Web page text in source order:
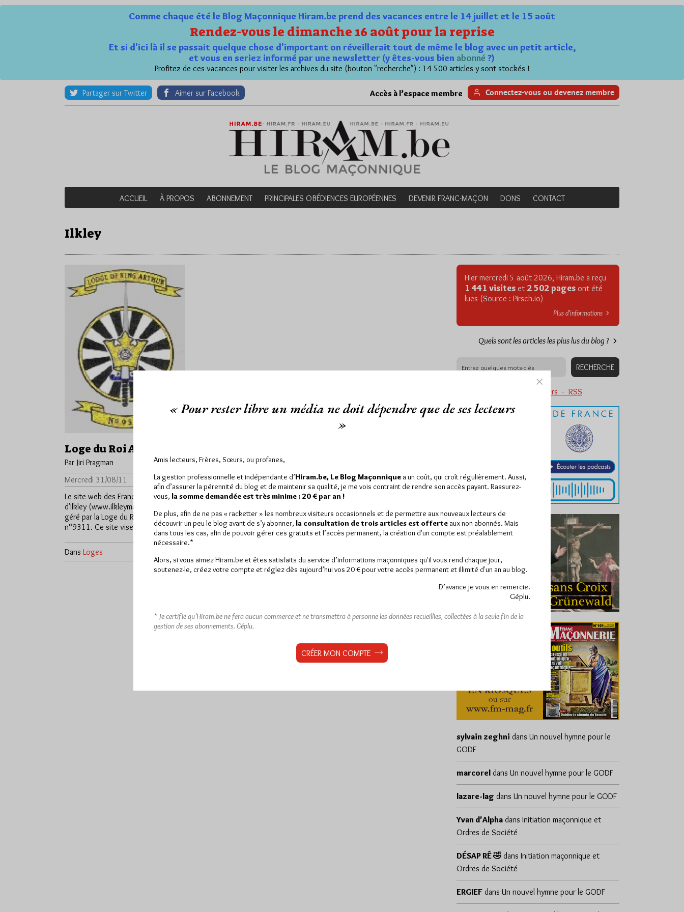
Comme chaque été le Blog Maçonnique Hiram.be prend des vacances entre le 14 juillet et le 15 août
Rendez-vous le dimanche 16 août pour la reprise
Et si d'ici là il se passait quelque chose d'important on réveillerait tout de même le blog avec un petit article,
et vous en seriez informé par une newsletter (y êtes-vous bien abonné ?)
Profitez de ces vacances pour visiter les archives du site (bouton "recherche") : 14 500 articles y sont stockés !
Partager sur Twitter Aimer sur Facebook Accès à l’espace membre Connectez-vous ou devenez membre
ACCUEIL À PROPOS ABONNEMENT PRINCIPALES OBÉDIENCES EUROPÉENNES DEVENIR FRANC-MAÇON DONS CONTACT
Ilkley
Loge du Roi Arthur
Par Jiri Pragman
Mercredi 31/08/11
Lu 574 fois
Le site web des Franc-Maçons
d'Ilkley (www.ilkleymasons.org) est
géré par la Loge du Roi Arthur
n°9311. Ce site vise à…
Dans Loges 3 commentaires
Hier mercredi 5 août 2026, Hiram.be a reçu
1 441 visites et 2 502 pages ont été
lues (Source : Pirsch.io)
Plus d’informations
Quels sont les articles les plus lus du blog ?
Abonnement aux Newsletters - RSS
sylvain zeghni dans Un nouvel hymne pour le
GODF
marcorel dans Un nouvel hymne pour le GODF
lazare-lag dans Un nouvel hymne pour le GODF
Yvan d'Alpha dans Initiation maçonnique et
Ordres de Société
DÉSAP RÊ 🤣 dans Initiation maçonnique et
Ordres de Société
ERGIEF dans Un nouvel hymne pour le GODF
« Pour rester libre un média ne doit dépendre que de ses lecteurs
»
Amis lecteurs, Frères, Sœurs, ou profanes,
La gestion professionnelle et indépendante d’Hiram.be, Le Blog Maçonnique a un coût, qui croît régulièrement. Aussi,
afin d’assurer la pérennité du blog et de maintenir sa qualité, je me vois contraint de rendre son accès payant. Rassurez-
vous, la somme demandée est très minime : 20 € par an !
De plus, afin de ne pas « racketter » les nombreux visiteurs occasionnels et de permettre aux nouveaux lecteurs de
découvrir un peu le blog avant de s’y abonner, la consultation de trois articles est offerte aux non abonnés. Mais
dans tous les cas, afin de pouvoir gérer ces gratuits et l’accès permanent, la création d'un compte est préalablement
nécessaire.*
Alors, si vous aimez Hiram.be et êtes satisfaits du service d’informations maçonniques qu'il vous rend chaque jour,
soutenez-le, créez votre compte et réglez dès aujourd’hui vos 20 € pour votre accès permanent et illimité d'un an au blog.
D’avance je vous en remercie.
Géplu.
* Je certifie qu’Hiram.be ne fera aucun commerce et ne transmettra à personne les données recueillies, collectées à la seule fin de la
gestion de ses abonnements. Géplu.
CRÉER MON COMPTE